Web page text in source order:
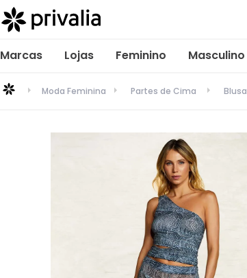
Marcas Lojas Feminino Masculino
Moda Feminina Partes de Cima Blusa